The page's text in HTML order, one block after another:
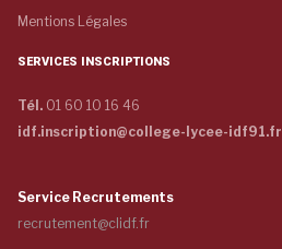
Mentions Légales
SERVICES INSCRIPTIONS
Tél. 01 60 10 16 46
idf.inscription@college-lycee-idf91.fr
Service Recrutements
recrutement@clidf.fr